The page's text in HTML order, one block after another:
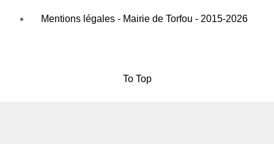
Mentions légales - Mairie de Torfou - 2015-2026
To Top